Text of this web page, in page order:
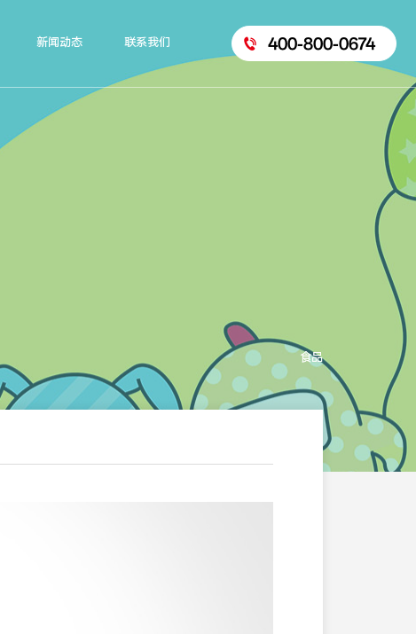
新闻动态 联系我们 400-800-0674
食品